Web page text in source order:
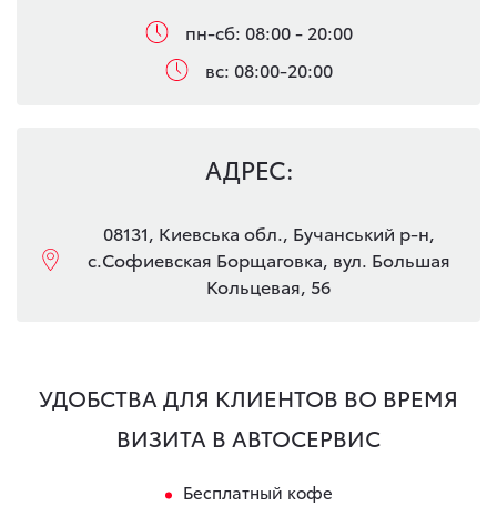
пн-сб: 08:00 - 20:00
вс: 08:00-20:00
АДРЕС:
08131, Киевська обл., Бучанський р-н,
с.Софиевская Борщаговка, вул. Большая
Кольцевая, 56
УДОБСТВА ДЛЯ КЛИЕНТОВ ВО ВРЕМЯ
ВИЗИТА В АВТОСЕРВИС
Бесплатный кофе